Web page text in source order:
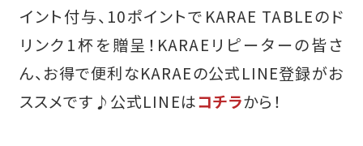
イント付与、10ポイントでKARAE TABLEのド
リンク1杯を贈呈！KARAEリピーターの皆さ
ん、お得で便利なKARAEの公式LINE登録がお
ススメです♪ 公式LINEはコチラから！